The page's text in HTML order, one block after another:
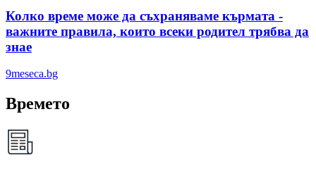
Колко време може да съхраняваме кърмата -
важните правила, които всеки родител трябва да
знае
9meseca.bg
Времето